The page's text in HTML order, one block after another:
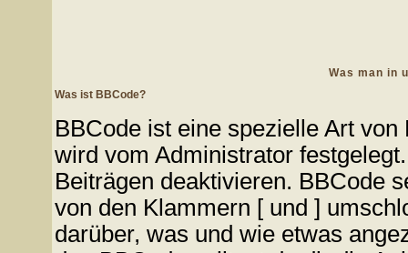
Was man in
Was ist BBCode?
BBCode ist eine spezielle Art
wird vom Administrator
Beiträgen deaktivieren. BBCode
von den Klammern [ und ]
darüber, was und wie etwas